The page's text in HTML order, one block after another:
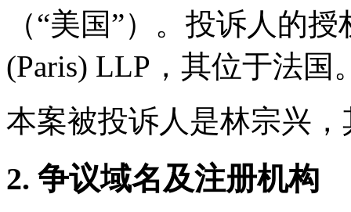
（“美国”）。投诉人的
(Paris) LLP，其位于法国
本案被投诉人是林宗兴
2. 争议域名及注册机构